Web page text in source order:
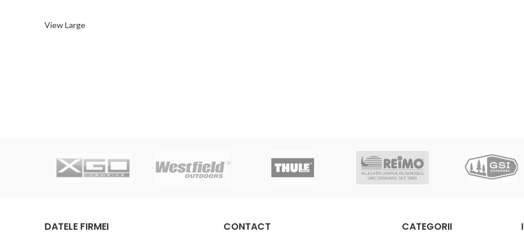
View Large
DATELE FIRMEI CONTACT CATEGORII